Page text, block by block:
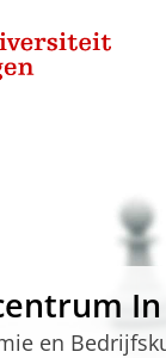
In
en